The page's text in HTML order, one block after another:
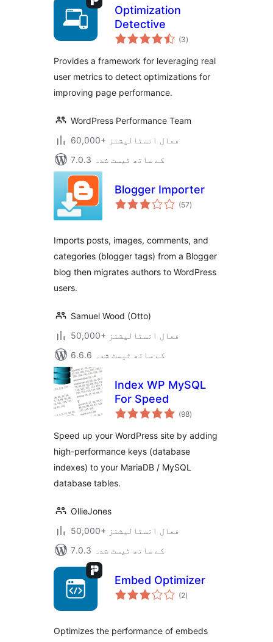
Optimization
Detective
(3مجموعی
درجہ
)
Provides a framework for leveraging real
user metrics to detect optimizations for
improving page performance.
WordPress Performance Team
60,000+ فعال انسٹالیشنز
7.0.3 کے ساتھ ٹیسٹ شدہ
Blogger Importer
(57مجموعی
درجہ
)
Imports posts, images, comments, and
categories (blogger tags) from a Blogger
blog then migrates authors to WordPress
users.
Samuel Wood (Otto)
50,000+ فعال انسٹالیشنز
6.6.6 کے ساتھ ٹیسٹ شدہ
Index WP MySQL
For Speed
(98مجموعی
درجہ
)
Speed up your WordPress site by adding
high-performance keys (database
indexes) to your MariaDB / MySQL
database tables.
OllieJones
50,000+ فعال انسٹالیشنز
7.0.3 کے ساتھ ٹیسٹ شدہ
Embed Optimizer
(2مجموعی
درجہ
)
Optimizes the performance of embeds